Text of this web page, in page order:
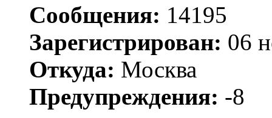
Сообщения: 14195
Зарегистрирован: 06
Откуда: Москва
Предупреждения: -8